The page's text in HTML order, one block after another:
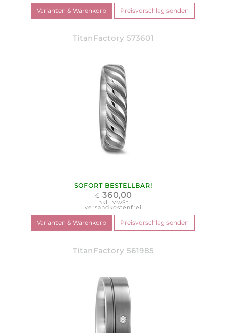
TitanFactory 573601
SOFORT BESTELLBAR!
€ 360,00
inkl. MwSt.
versandkostenfrei
TitanFactory 561985